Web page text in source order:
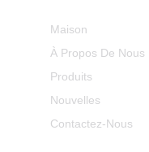
Maison
À Propos De Nous
Produits
Nouvelles
Contactez-Nous